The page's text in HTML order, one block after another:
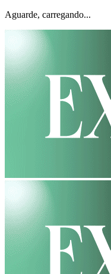
Aguarde, carregando...